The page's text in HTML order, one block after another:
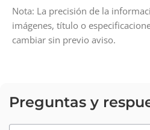
Nota: La precisión de la
imágenes, título o
cambiar sin previo aviso.
Preguntas y